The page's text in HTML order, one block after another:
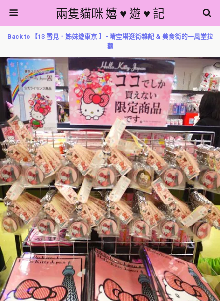
兩隻貓咪 嬉 ♥ 遊 ♥ 記
Back to 【13 雪見．姊妹遊東京 】- 晴空塔逛街雜記 & 美食街的一風堂拉
麵